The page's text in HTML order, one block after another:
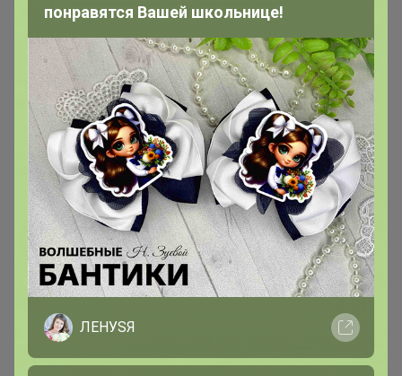
500р
Футболка мужская F`FIVE
02373
1 600р
Шорты женские F`FIVE 18414
понравятся Вашей школьнице!
ЛЕНУSЯ